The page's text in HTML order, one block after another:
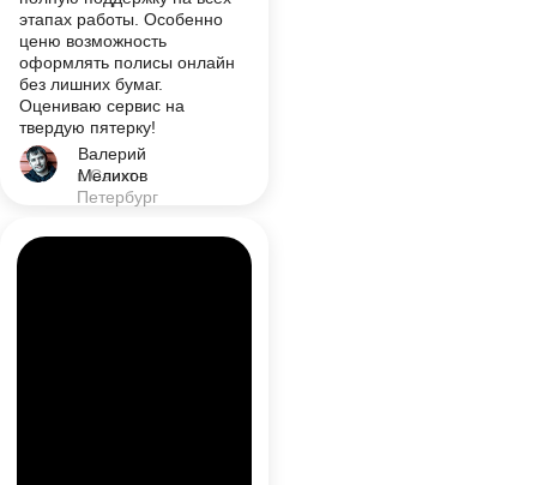
г. Санкт-
Петербург
Валерий
Мелихов
этапах работы. Особенно
ценю возможность
оформлять полисы онлайн
без лишних бумаг.
Оцениваю сервис на
твердую пятерку!